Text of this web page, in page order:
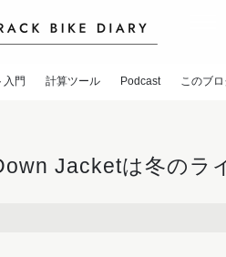
入門 計算ツール Podcast このブ
Jacketは冬のラ